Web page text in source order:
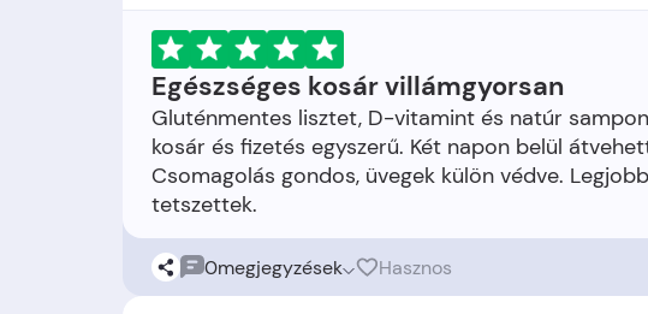
Egészséges kosár villámgyorsan
Gluténmentes lisztet, D-vitamint és natúr
kosár és fizetés egyszerű. Két napon belül
Csomagolás gondos, üvegek külön védve.
0megjegyzések Hasznos